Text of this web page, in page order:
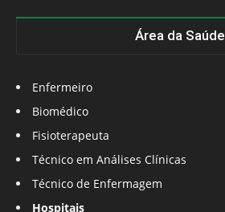
Área da Saúde
Enfermeiro
Biomédico
Fisioterapeuta
Técnico em Análises Clínicas
Técnico de Enfermagem
Hospitais